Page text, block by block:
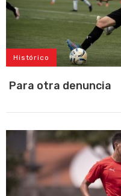
Histórico
Para otra denuncia